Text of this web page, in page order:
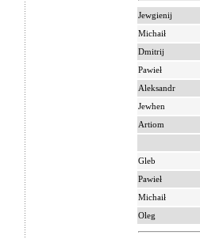
Jewgienij
Michaił
Dmitrij
Pawieł
Aleksandr
Jewhen
Artiom
Gleb
Pawieł
Michaił
Oleg